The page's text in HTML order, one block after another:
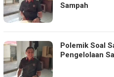
Sampah
Polemik Soal
Pengelolaan